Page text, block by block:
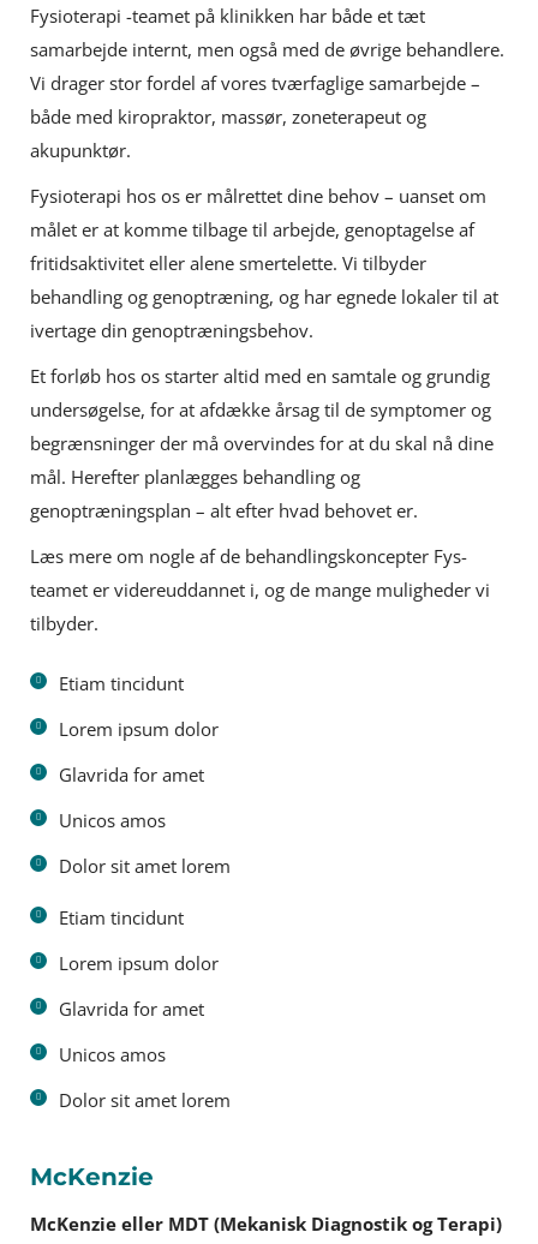
Fysioterapi -teamet på klinikken har både et tæt
samarbejde internt, men også med de øvrige behandlere.
Vi drager stor fordel af vores tværfaglige samarbejde –
både med kiropraktor, massør, zoneterapeut og
akupunktør.
Fysioterapi hos os er målrettet dine behov – uanset om
målet er at komme tilbage til arbejde, genoptagelse af
fritidsaktivitet eller alene smertelette. Vi tilbyder
behandling og genoptræning, og har egnede lokaler til at
ivertage din genoptræningsbehov.
Et forløb hos os starter altid med en samtale og grundig
undersøgelse, for at afdække årsag til de symptomer og
begrænsninger der må overvindes for at du skal nå dine
mål. Herefter planlægges behandling og
genoptræningsplan – alt efter hvad behovet er.
Læs mere om nogle af de behandlingskoncepter Fys-
teamet er videreuddannet i, og de mange muligheder vi
tilbyder.
Etiam tincidunt
Lorem ipsum dolor
Glavrida for amet
Unicos amos
Dolor sit amet lorem
Etiam tincidunt
Lorem ipsum dolor
Glavrida for amet
Unicos amos
Dolor sit amet lorem
McKenzie
McKenzie eller MDT (Mekanisk Diagnostik og Terapi)